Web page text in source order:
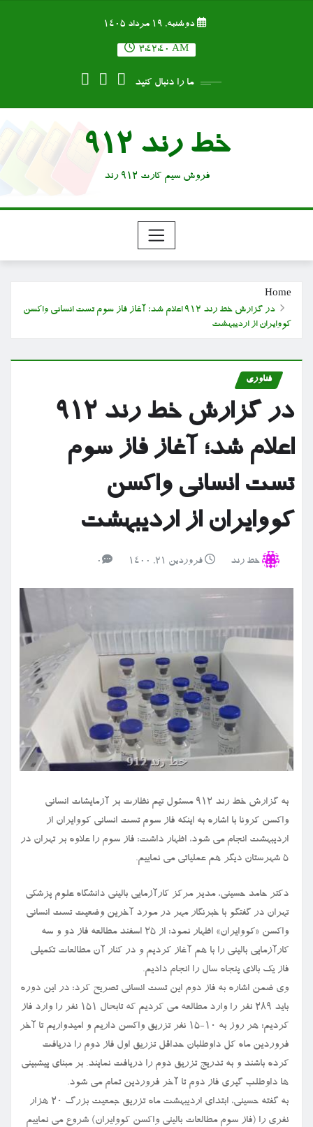
دوشنبه, ۱۹ مرداد ۱۴۰۵
3:42:41 AM
ما را دنبال کنید
خط رند 912
فروش سیم کارت 912 رند
Home
در گزارش خط رند ۹۱۲ اعلام شد؛ آغاز فاز سوم تست انسانی واکسن
کووایران از اردیبهشت
فناوری
در گزارش خط رند ۹۱۲
اعلام شد؛ آغاز فاز سوم
تست انسانی واکسن
کووایران از اردیبهشت
خط رند فروردین ۲۱, ۱۴۰۰ 0
به گزارش خط رند ۹۱۲ مسئول تیم نظارت بر آزمایشات انسانی
واکسن کرونا با اشاره به اینکه فاز سوم تست انسانی کووایران از
اردیبهشت انجام می شود، اظهار داشت: فاز سوم را علاوه بر تهران در
۵ شهرستان دیگر هم عملیاتی می نماییم.
دکتر حامد حسینی، مدیر مرکز کارآزمایی بالینی دانشگاه علوم پزشکی
تهران در گفتگو با خبرنگار مهر در مورد آخرین وضعیت تست انسانی
واکسن «کووایران» اظهار نمود: از ۲۵ اسفند مطالعه فاز دو و سه
کارآزمایی بالینی را با هم آغاز کردیم و در کنار آن مطالعات تکمیلی
فاز یک بالای پنجاه سال را انجام دادیم.
وی ضمن اشاره به فاز دوم این تست انسانی تصریح کرد: در این دوره
باید ۲۸۹ نفر را وارد مطالعه می کردیم که تابحال ۱۵۱ نفر را وارد فاز
کردیم؛ هر روز به ۱۰-۱۵ نفر تزریق واکسن داریم و امیدواریم تا آخر
فروردین ماه کل داوطلبان حداقل تزریق اول فاز دوم را دریافت
کرده باشند و به تدریج تزریق دوم را دریافت نمایند. بر مبنای پیشبینی
ها داوطلب گیری فاز دوم تا آخر فروردین تمام می شود.
به گفته حسینی، ابتدای اردیبهشت ماه تزریق جمعیت بزرگ ۲۰ هزار
نفری را (فاز سوم مطالعات بالینی واکسن کووایران) شروع می نماییم